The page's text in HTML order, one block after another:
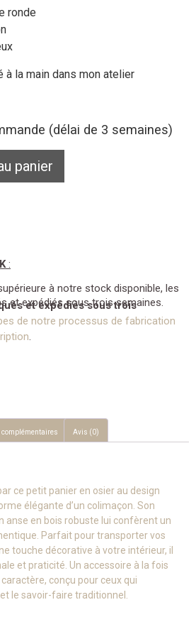
ronde
la main dans mon atelier
(délai de 3 semaines)
panier
:
à notre stock disponible, les
et expédiés sous trois semaines.
et expédiés sous trois
de notre processus de fabrication
complémentaires Avis (0)
ce petit panier en osier au design
élégante d’un colimaçon. Son
anse en bois robuste lui confèrent un
Parfait pour transporter vos
touche décorative à votre intérieur, il
et praticité. Un accessoire à la fois
conçu pour ceux qui
le savoir-faire traditionnel.